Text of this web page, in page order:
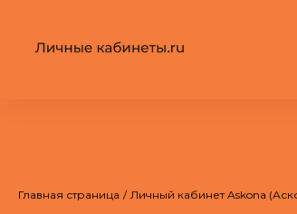
Главная страница / Личный кабинет Askona